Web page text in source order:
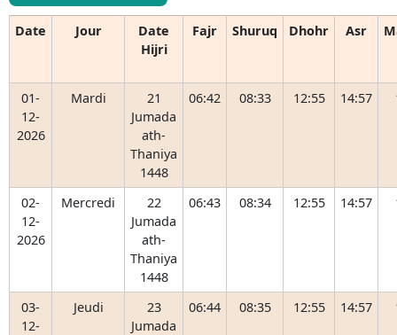
Date Jour
Date
Hijri
Fajr Shuruq Dhohr Asr
01-
12-
2026
Mardi
21
Jumada
ath-
Thaniya
1448
06:42 08:33 12:55 14:57
02-
12-
2026
Mercredi
22
Jumada
ath-
Thaniya
1448
06:43 08:34 12:55 14:57
03-
12-
Jeudi
23
Jumada
06:44 08:35 12:55 14:57